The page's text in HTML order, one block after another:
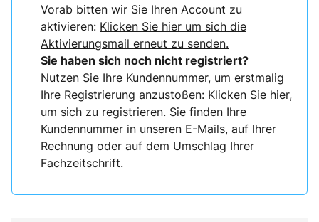
Vorab bitten wir Sie Ihren Account zu
aktivieren: Klicken Sie hier um sich die
Aktivierungsmail erneut zu senden.
Sie haben sich noch nicht registriert?
Nutzen Sie Ihre Kundennummer, um erstmalig
Ihre Registrierung anzustoßen: Klicken Sie hier,
um sich zu registrieren. Sie finden Ihre
Kundennummer in unseren E-Mails, auf Ihrer
Rechnung oder auf dem Umschlag Ihrer
Fachzeitschrift.